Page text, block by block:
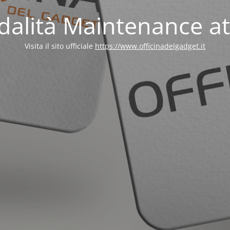
Maintenance
Visita il sito ufficiale https://www.officinadelgadget.it